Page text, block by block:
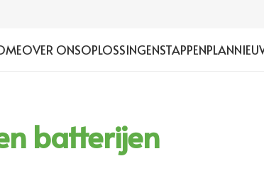
OVER ONSOPLOSSINGENSTAPPENPLAN
batterijen